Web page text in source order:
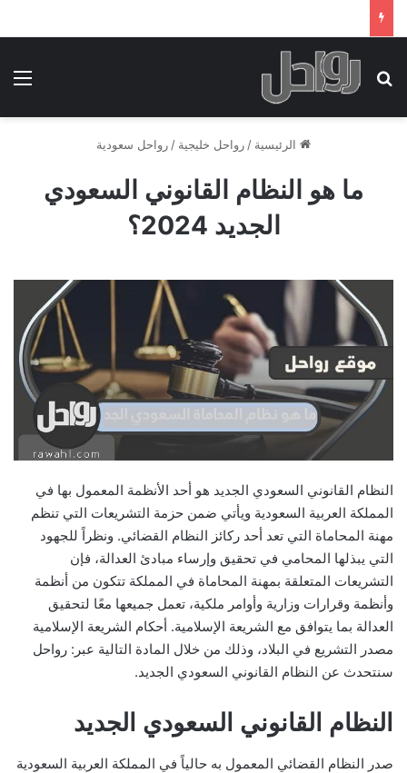
بحث عن
الرئيسية / رواحل خليجية / رواحل سعودية
ما هو النظام القانوني السعودي
الجديد 2024؟
النظام القانوني السعودي الجديد هو أحد الأنظمة المعمول بها في
المملكة العربية السعودية ويأتي ضمن حزمة التشريعات التي تنظم
مهنة المحاماة التي تعد أحد ركائز النظام القضائي. ونظراً للجهود
التي يبذلها المحامي في تحقيق وإرساء مبادئ العدالة، فإن
التشريعات المتعلقة بمهنة المحاماة في المملكة تتكون من أنظمة
وأنظمة وقرارات وزارية وأوامر ملكية، تعمل جميعها معًا لتحقيق
العدالة بما يتوافق مع الشريعة الإسلامية. أحكام الشريعة الإسلامية
مصدر التشريع في البلاد، وذلك من خلال المادة التالية عبر: رواحل
سنتحدث عن النظام القانوني السعودي الجديد.
النظام القانوني السعودي الجديد
صدر النظام القضائي المعمول به حالياً في المملكة العربية السعودية